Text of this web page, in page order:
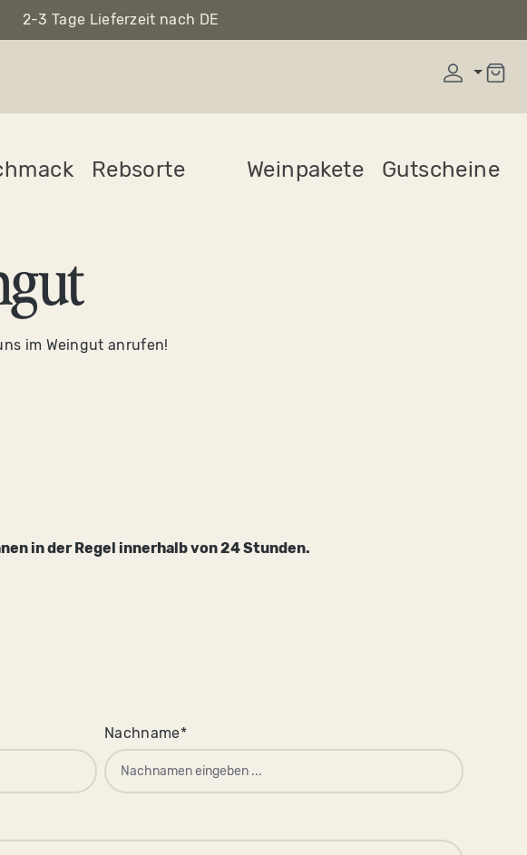
2-3 Tage Lieferzeit nach DE
Rebsorte Weinpakete Gutscheine
im Weingut anrufen!
in der Regel innerhalb von 24 Stunden.
Nachname*